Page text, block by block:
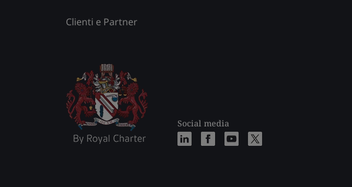
Clienti e Partner
Social media